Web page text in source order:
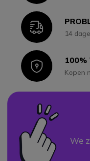
Icon14
Icon100%
Kopen
We